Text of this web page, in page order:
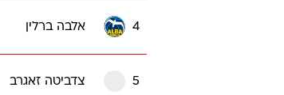
4 אלבה ברלין
5 צדביטה זאגרב